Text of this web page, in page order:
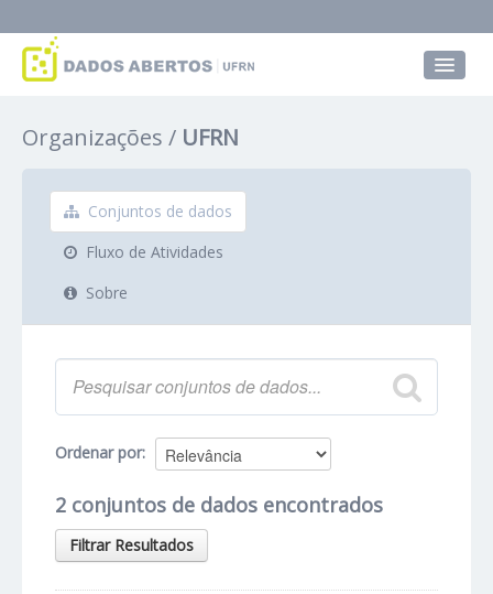
Grupos
Sobre
Organizações UFRN
Conjuntos de dados
Fluxo de Atividades
Sobre
Ordenar por
2 conjuntos de dados encontrados
Filtrar Resultados